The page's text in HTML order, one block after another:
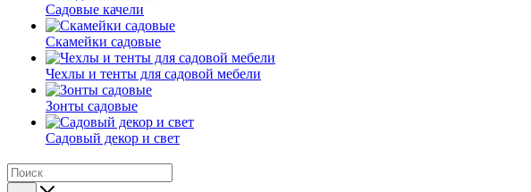
Садовые качели
Скамейки садовые
Чехлы и тенты для садовой мебели
Зонты садовые
Садовый декор и свет